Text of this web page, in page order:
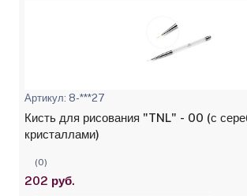
Артикул: 8-***27
Кисть для рисования "TNL" - 00 (с
кристаллами)
(0)
202 руб.